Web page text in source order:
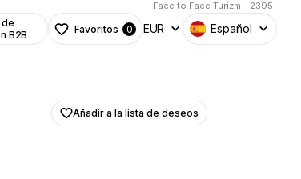
Face to Face Turizm - 2395
de
B2B
Favoritos 0 EUR Español
Añadir a la lista de deseos